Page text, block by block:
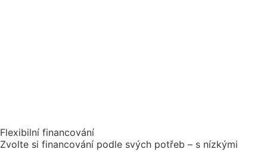
Flexibilní financování
Zvolte si financování podle svých potřeb – s nízkými